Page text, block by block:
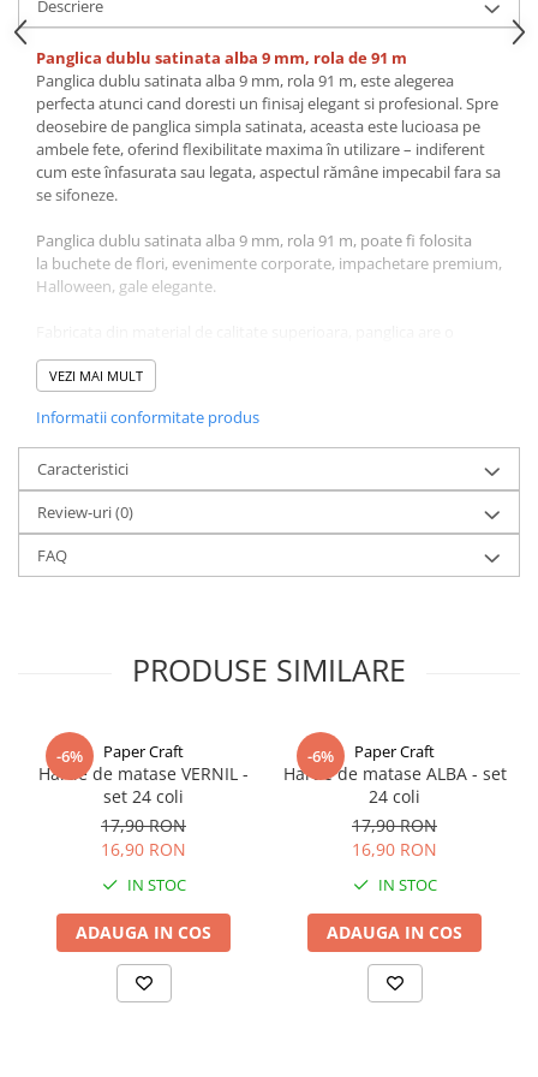
Descriere
Panglica dublu satinata alba 9 mm, rola de 91 m
Panglica dublu satinata alba 9 mm, rola 91 m, este alegerea
perfecta atunci cand doresti un finisaj elegant si profesional. Spre
deosebire de panglica simpla satinata, aceasta este lucioasa pe
ambele fete, oferind flexibilitate maxima în utilizare – indiferent
cum este înfasurata sau legata, aspectul rămâne impecabil fara sa
se sifoneze.
Panglica dublu satinata alba 9 mm, rola 91 m, poate fi folosita
la buchete de flori, evenimente corporate, impachetare premium,
Halloween, gale elegante.
textura moale, neteda si rezistenta la desfacere. Se preteaza la o
gama larga de utilizari: fundite si ambalaje pentru cadouri,
florale, proiecte de croitorie si accesorii fashion.
Disponibila în multiple latimi (6 mm, 9 mm, 16 mm, 22 mm, 28
mm, 38 mm) si o paleta bogata de culori, de la nuante clasice (alb,
ivory, negru) la tonuri pastelate sau vibrante.
Alte culori si latimi de panglici gasiti la categoria
satinata
VEZI MAI MULT
Informatii conformitate produs
Caracteristici
Review-uri(0)
FAQ
PRODUSE SIMILARE
-6% Paper Craft
Hartie de matase VERNIL -
set 24 coli
17,90 RON
16,90 RON
IN STOC
ADAUGA IN COS
-6% Paper Craft
Hartie de matase ALBA - set
24 coli
17,90 RON
16,90 RON
IN STOC
ADAUGA IN COS